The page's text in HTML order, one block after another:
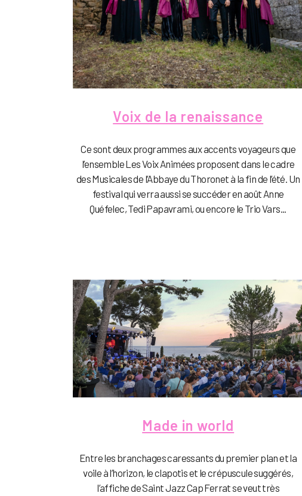
Voix de la renaissance
Ce sont deux programmes aux accents voyageurs que
l’ensemble Les Voix Animées proposent dans le cadre
des Musicales de l’Abbaye du Thoronet à la fin de l’été. Un
festival qui verra aussi se succéder en août Anne
Quéfelec, Tedi Papavrami, ou encore le Trio Vars...
Made in world
Entre les branchages caressants du premier plan et la
voile à l’horizon, le clapotis et le crépuscule suggérés,
l’affiche de Saint Jazz Cap Ferrat se veut très